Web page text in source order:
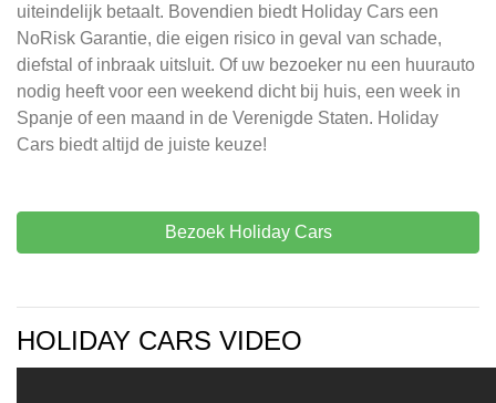
uiteindelijk betaalt. Bovendien biedt Holiday Cars een
NoRisk Garantie, die eigen risico in geval van schade,
diefstal of inbraak uitsluit. Of uw bezoeker nu een huurauto
nodig heeft voor een weekend dicht bij huis, een week in
Spanje of een maand in de Verenigde Staten. Holiday
Cars biedt altijd de juiste keuze!
Bezoek Holiday Cars
HOLIDAY CARS VIDEO